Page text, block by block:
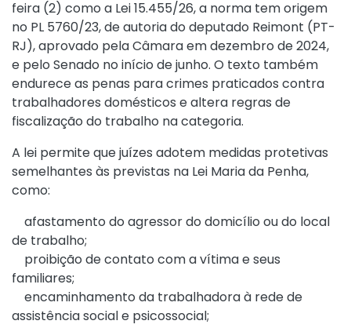
feira (2) como a Lei 15.455/26, a norma tem origem
no PL 5760/23, de autoria do deputado Reimont (PT-
RJ), aprovado pela Câmara em dezembro de 2024,
e pelo Senado no início de junho. O texto também
endurece as penas para crimes praticados contra
trabalhadores domésticos e altera regras de
fiscalização do trabalho na categoria.
A lei permite que juízes adotem medidas protetivas
semelhantes às previstas na Lei Maria da Penha,
como:
afastamento do agressor do domicílio ou do local
de trabalho;
proibição de contato com a vítima e seus
familiares;
encaminhamento da trabalhadora à rede de
assistência social e psicossocial;